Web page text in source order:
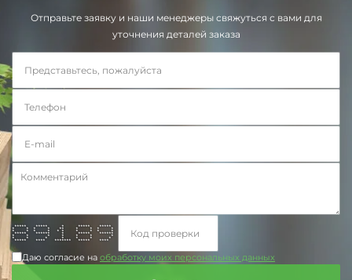
Отправьте заявку и наши менеджеры свяжуться с вами для
уточнения деталей заказа
***** ***** * ***** *****
* * * * ** * * * *
* * * * * * * * * *
***** ****** * ***** ******
* * * * * * *
* * * * * * *
***** **** ******* ***** ****
Даю согласие на обработку моих персональных данных